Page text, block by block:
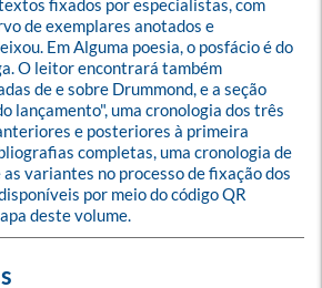
fixados por especialistas, com
de exemplares anotados e
Em Alguma poesia, o posfácio é do
O leitor encontrará também
de e sobre Drummond, e a seção
lançamento", uma cronologia dos três
e posteriores à primeira
completas, uma cronologia de
variantes no processo de fixação dos
por meio do código QR
deste volume.